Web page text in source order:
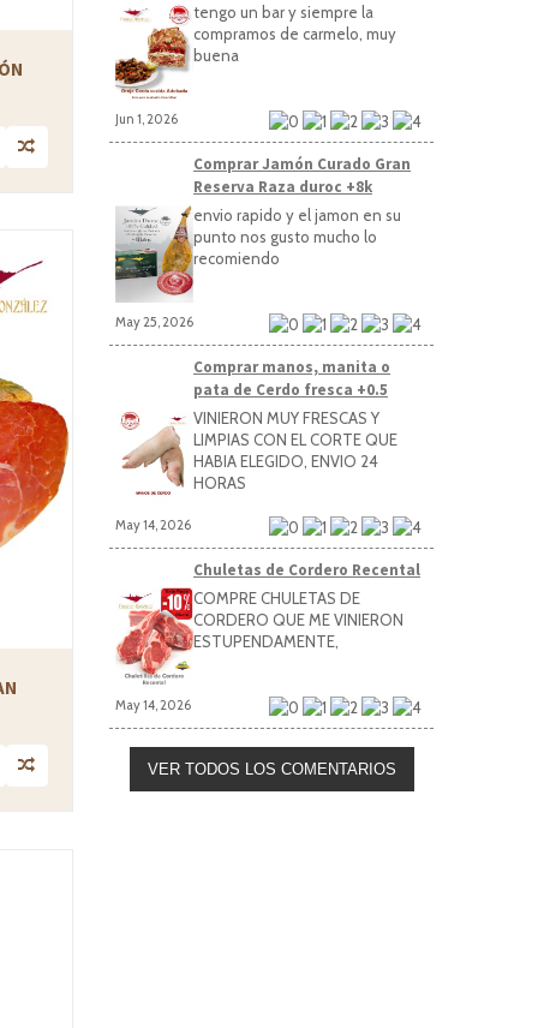
tengo un bar y siempre la
compramos de carmelo, muy
buena
Jun 1, 2026
Comprar Jamón Curado Gran
Reserva Raza duroc +8k
envio rapido y el jamon en su
punto nos gusto mucho lo
recomiendo
May 25, 2026
Comprar manos, manita o
pata de Cerdo fresca +0.5
VINIERON MUY FRESCAS Y
LIMPIAS CON EL CORTE QUE
HABIA ELEGIDO, ENVIO 24
HORAS
May 14, 2026
Chuletas de Cordero Recental
COMPRE CHULETAS DE
CORDERO QUE ME VINIERON
ESTUPENDAMENTE,
May 14, 2026
VER TODOS LOS COMENTARIOS